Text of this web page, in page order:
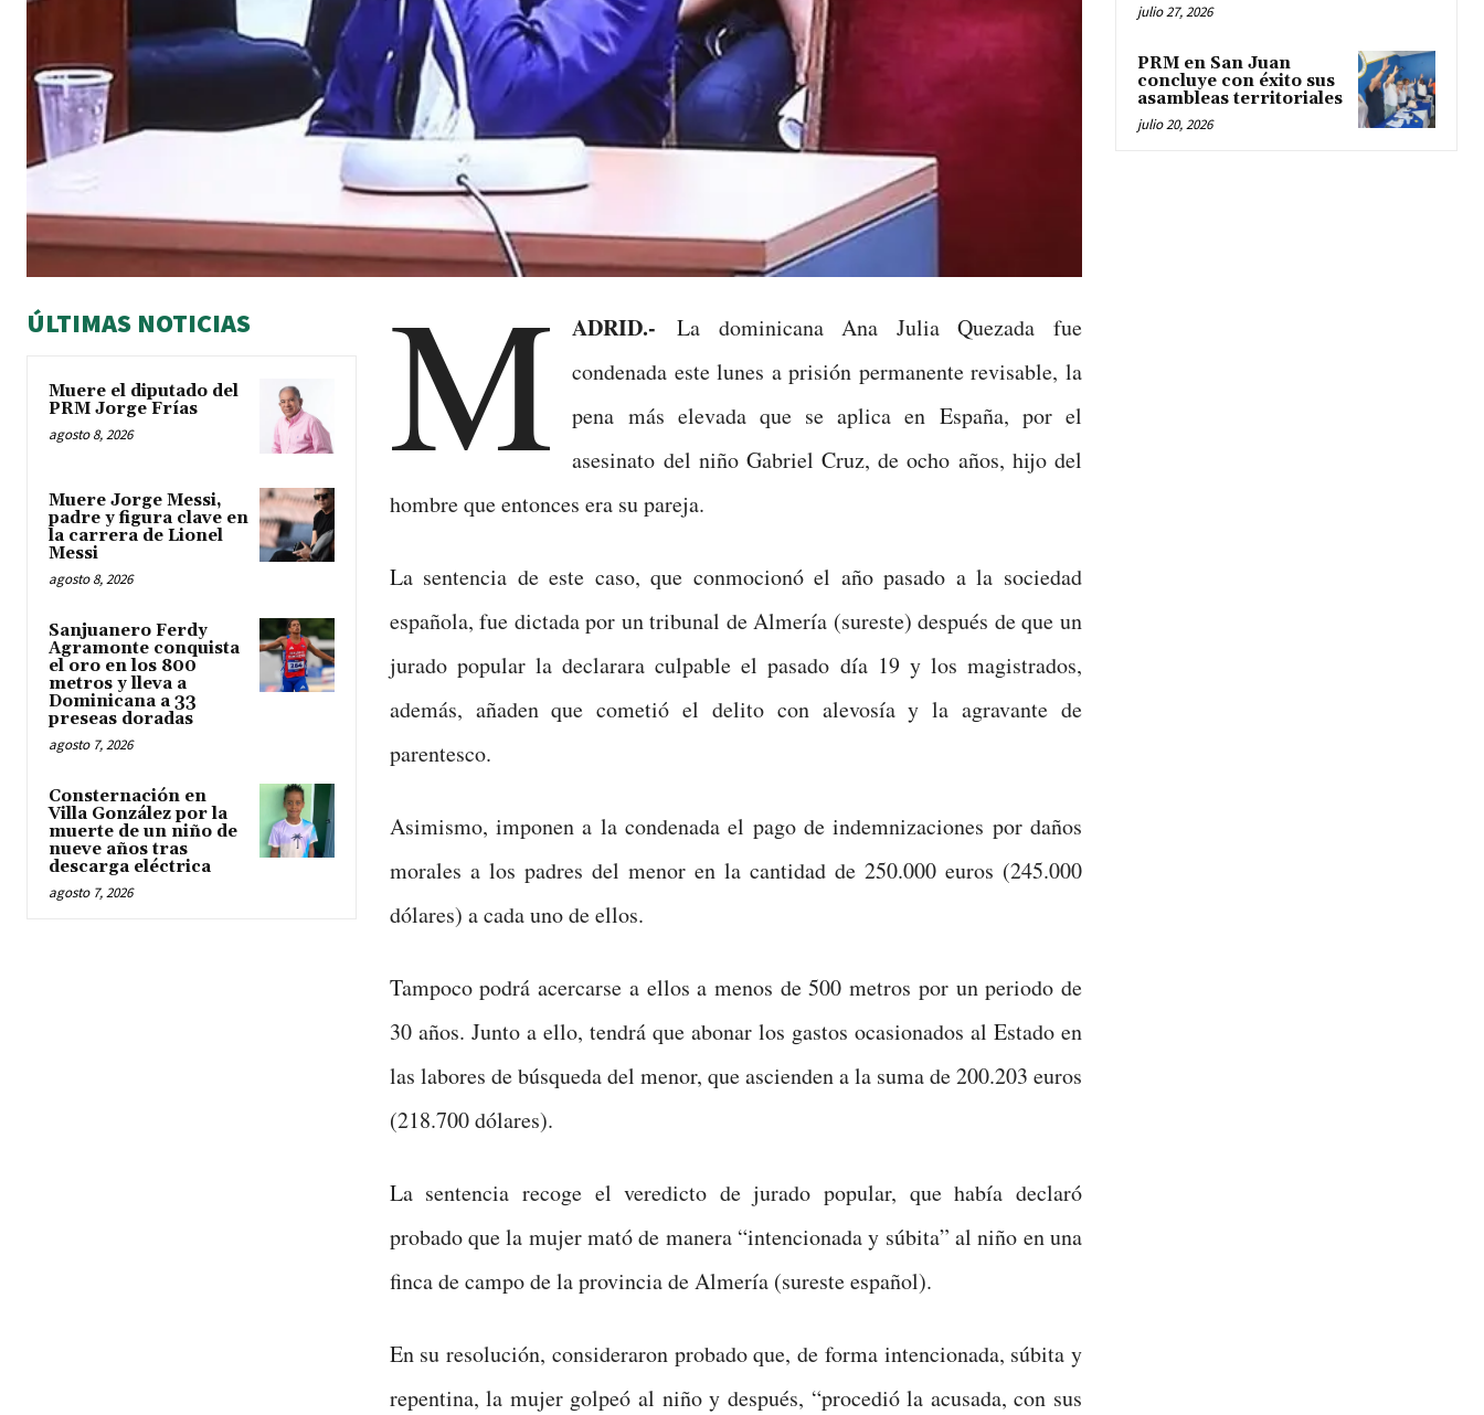
ÚLTIMAS NOTICIAS
Muere el diputado del
PRM Jorge Frías
agosto 8, 2026
Muere Jorge Messi,
padre y figura clave en
la carrera de Lionel
Messi
agosto 8, 2026
Sanjuanero Ferdy
Agramonte conquista
el oro en los 800
metros y lleva a
Dominicana a 33
preseas doradas
agosto 7, 2026
Consternación en
Villa González por la
muerte de un niño de
nueve años tras
descarga eléctrica
agosto 7, 2026
M ADRID.- La dominicana Ana Julia Quezada fue
condenada este lunes a prisión permanente revisable, la
pena más elevada que se aplica en España, por el
asesinato del niño Gabriel Cruz, de ocho años, hijo del
hombre que entonces era su pareja.
La sentencia de este caso, que conmocionó el año pasado a la sociedad
española, fue dictada por un tribunal de Almería (sureste) después de que un
jurado popular la declarara culpable el pasado día 19 y los magistrados,
además, añaden que cometió el delito con alevosía y la agravante de
parentesco.
Asimismo, imponen a la condenada el pago de indemnizaciones por daños
morales a los padres del menor en la cantidad de 250.000 euros (245.000
dólares) a cada uno de ellos.
Tampoco podrá acercarse a ellos a menos de 500 metros por un periodo de
30 años. Junto a ello, tendrá que abonar los gastos ocasionados al Estado en
las labores de búsqueda del menor, que ascienden a la suma de 200.203 euros
(218.700 dólares).
La sentencia recoge el veredicto de jurado popular, que había declaró
probado que la mujer mató de manera “intencionada y súbita” al niño en una
finca de campo de la provincia de Almería (sureste español).
En su resolución, consideraron probado que, de forma intencionada, súbita y
repentina, la mujer golpeó al niño y después, “procedió la acusada, con sus
julio 27, 2026
PRM en San Juan
concluye con éxito sus
asambleas territoriales
julio 20, 2026